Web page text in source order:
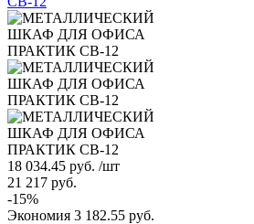
18 034.45 руб. /шт
21 217 руб.
-15%
Экономия 3 182.55 руб.